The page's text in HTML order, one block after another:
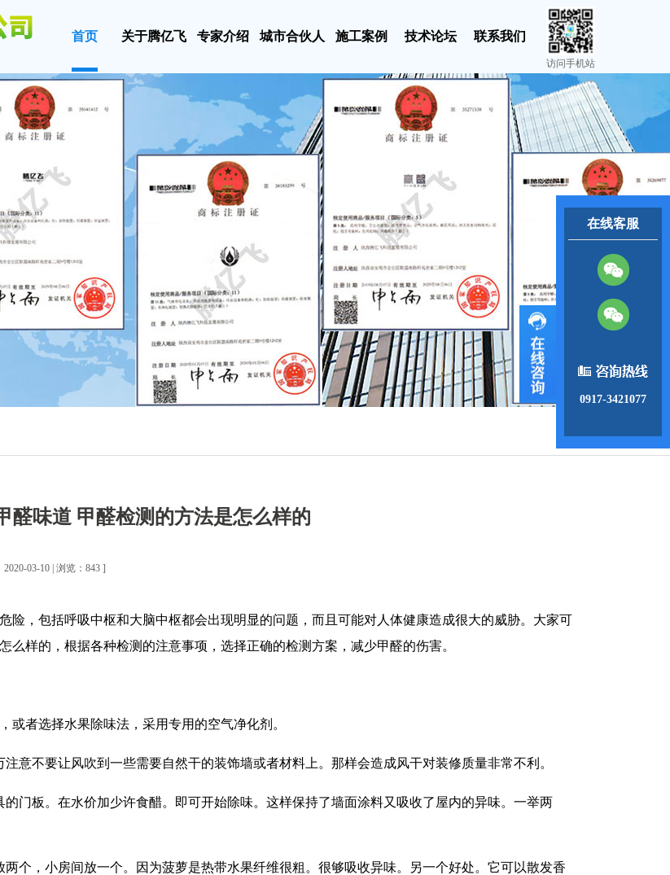
首页 关于腾亿飞 专家介绍 城市合伙人 施工案例 技术论坛 联系我们
访问手机站
醛味道 甲醛检测的方法是怎么样的
03-10 | 浏览：843 ]
险，包括呼吸中枢和大脑中枢都会出现明显的问题，而且可能对人体健康造成很大的威胁。大家可
么样的，根据各种检测的注意事项，选择正确的检测方案，减少甲醛的伤害。
者选择水果除味法，采用专用的空气净化剂。
意不要让风吹到一些需要自然干的装饰墙或者材料上。那样会造成风干对装修质量非常不利。
门板。在水价加少许食醋。即可开始除味。这样保持了墙面涂料又吸收了屋内的异味。一举两
个，小房间放一个。因为菠萝是热带水果纤维很粗。很够吸收异味。另一个好处。它可以散发香
在线客服
0917-3421077